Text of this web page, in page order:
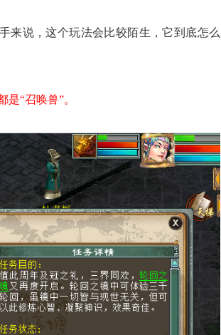
来说，这个玩法会比较陌生，它到底怎么
“召唤兽”。